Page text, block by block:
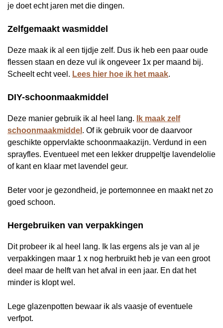
je doet echt jaren met die dingen.
Zelfgemaakt wasmiddel
Deze maak ik al een tijdje zelf. Dus ik heb een paar oude
flessen staan en deze vul ik ongeveer 1x per maand bij.
Scheelt echt veel. Lees hier hoe ik het maak.
DIY-schoonmaakmiddel
Deze manier gebruik ik al heel lang.
Ik maak zelf
schoonmaakmiddel . Of ik gebruik voor de daarvoor
geschikte oppervlakte schoonmaakazijn. Verdund in een
sprayfles. Eventueel met een lekker druppeltje lavendelolie
of kant en klaar met lavendel geur.
Beter voor je gezondheid, je portemonnee en maakt net zo
goed schoon.
Hergebruiken van verpakkingen
Dit probeer ik al heel lang. Ik las ergens als je van al je
verpakkingen maar 1 x nog herbruikt heb je van een groot
deel maar de helft van het afval in een jaar. En dat het
minder is klopt wel.
Lege glazenpotten bewaar ik als vaasje of eventuele
verfpot.